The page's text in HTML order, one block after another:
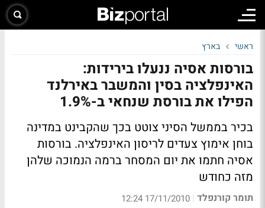
ראשי בארץ
בורסות אסיה ננעלו בירידות:
האינפלציה בסין והמשבר באירלנד
הפילו את בורסת שנחאי ב-1.9%
בכיר בממשל הסיני צוטט בכך שהקבינט במדינה
בוחן אימוץ צעדים לריסון האינפלציה. בורסות
אסיה חתמו את יום המסחר ברמה הנמוכה שלהן
מזה כחודש
תומר קורנפלד |
17/11/2010 12:24